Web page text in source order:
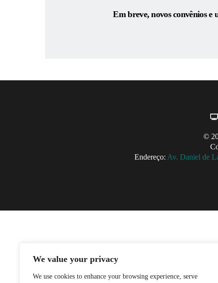
We value your privacy
We use cookies to enhance your browsing experience, serve
Em breve, novos convênios e
©
Endereço: Av. Daniel de